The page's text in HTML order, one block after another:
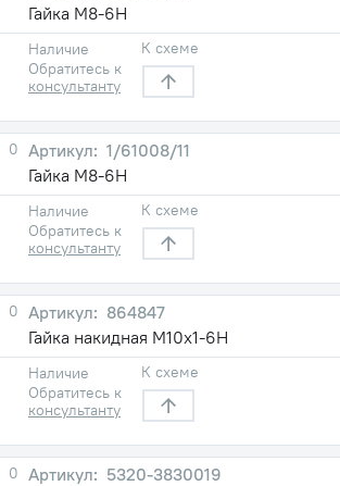
Гайка М8-6Н
Наличие
Обратитесь к
консультанту
К схеме
0
1/61008/11
Гайка М8-6Н
Наличие
Обратитесь к
консультанту
К схеме
0
864847
Гайка накидная М10х1-6Н
Наличие
Обратитесь к
консультанту
К схеме
0
5320-3830019